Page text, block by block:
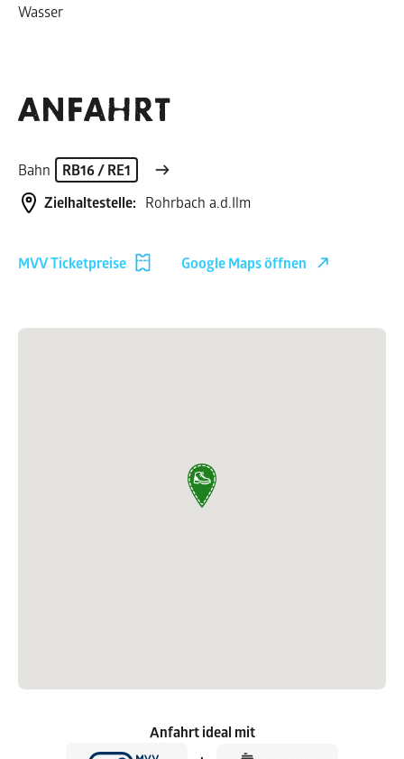
Wasser
Anfahrt ideal mit
ANFAHRT
Bahn
RB16 / RE1
Zielhaltestelle: Rohrbach a.d.Ilm
MVV Ticketpreise Google Maps öffnen